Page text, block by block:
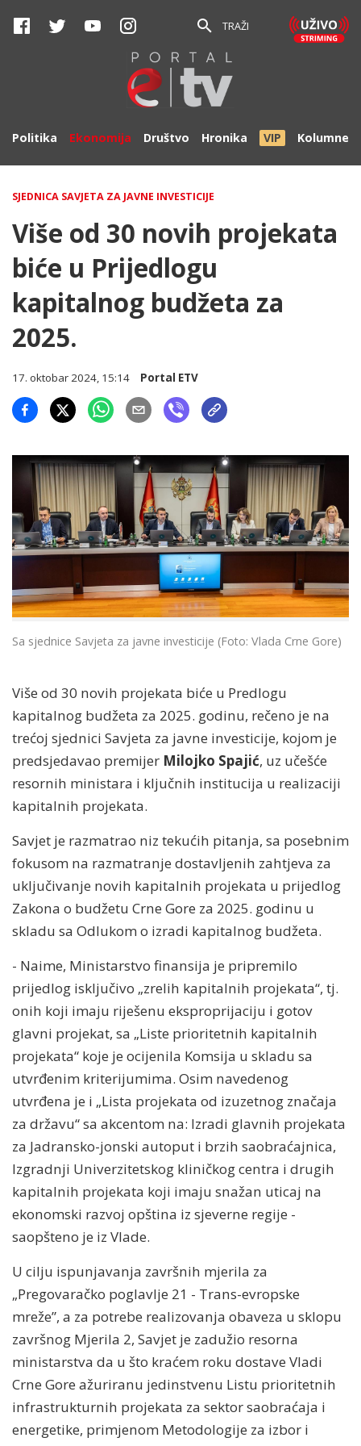
TRAŽI
Politika Ekonomija Društvo Hronika VIP Kolumne
SJEDNICA SAVJETA ZA JAVNE INVESTICIJE
Više od 30 novih projekata
biće u Prijedlogu
kapitalnog budžeta za
2025.
17. oktobar 2024, 15:14 Portal ETV
Sa sjednice Savjeta za javne investicije (Foto: Vlada Crne Gore)
Više od 30 novih projekata biće u Predlogu
kapitalnog budžeta za 2025. godinu, rečeno je na
trećoj sjednici Savjeta za javne investicije, kojom je
predsjedavao premijer Milojko Spajić, uz učešće
resornih ministara i ključnih institucija u realizaciji
kapitalnih projekata.
Savjet je razmatrao niz tekućih pitanja, sa posebnim
fokusom na razmatranje dostavljenih zahtjeva za
uključivanje novih kapitalnih projekata u prijedlog
Zakona o budžetu Crne Gore za 2025. godinu u
skladu sa Odlukom o izradi kapitalnog budžeta.
- Naime, Ministarstvo finansija je pripremilo
prijedlog isključivo „zrelih kapitalnih projekata“, tj.
onih koji imaju riješenu eksproprijaciju i gotov
glavni projekat, sa „Liste prioritetnih kapitalnih
projekata“ koje je ocijenila Komsija u skladu sa
utvrđenim kriterijumima. Osim navedenog
utvrđena je i „Lista projekata od izuzetnog značaja
za državu“ sa akcentom na: Izradi glavnih projekata
za Jadransko-jonski autoput i brzih saobraćajnica,
Izgradnji Univerzitetskog kliničkog centra i drugih
kapitalnih projekata koji imaju snažan uticaj na
ekonomski razvoj opština iz sjeverne regije -
saopšteno je iz Vlade.
U cilju ispunjavanja završnih mjerila za
„Pregovaračko poglavlje 21 - Trans-evropske
mreže”, a za potrebe realizovanja obaveza u sklopu
završnog Mjerila 2, Savjet je zadužio resorna
ministarstva da u što kraćem roku dostave Vladi
Crne Gore ažuriranu jedinstvenu Listu prioritetnih
infrastrukturnih projekata za sektor saobraćaja i
energetike, primjenom Metodologije za izbor i